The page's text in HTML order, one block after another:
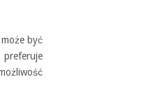
być
preferuje